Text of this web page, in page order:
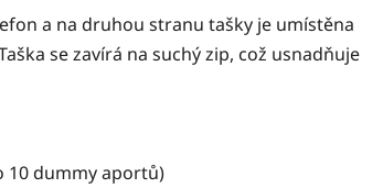
a na druhou stranu tašky je umístěna
se zavírá na suchý zip, což usnadňuje
10 dummy aportů)